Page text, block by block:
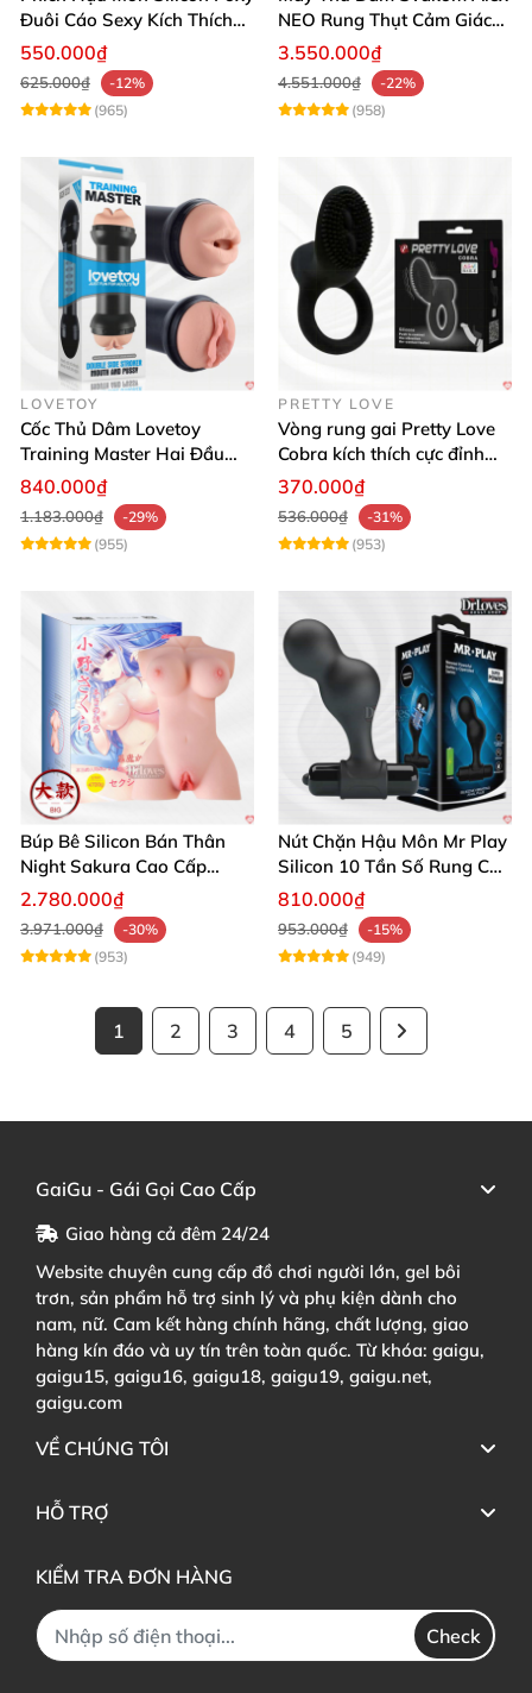
Đuôi Cáo Sexy Kích Thích
Đỉnh Cao
550.000₫
625.000₫
-12%
(965)
NEO Rung Thụt Cảm Giác
Thật, App Điều Khiển
3.550.000₫
4.551.000₫
-22%
(958)
LOVETOY
Cốc Thủ Dâm Lovetoy
Training Master Hai Đầu
Siêu Thật, Tăng Khoái Cảm
840.000₫
1.183.000₫
-29%
(955)
PRETTY LOVE
Vòng rung gai Pretty Love
Cobra kích thích cực đỉnh
trải nghiệm
370.000₫
536.000₫
-31%
(953)
Búp Bê Silicon Bán Thân
Night Sakura Cao Cấp
Rung Đa Chức Năng
2.780.000₫
3.971.000₫
-30%
(953)
Nút Chặn Hậu Môn Mr Play
Silicon 10 Tần Số Rung Cao
Cấp
810.000₫
953.000₫
-15%
(949)
1 2 3 4 5
GaiGu - Gái Gọi Cao Cấp
Giao hàng cả đêm 24/24
Website chuyên cung cấp đồ chơi người lớn, gel bôi
trơn, sản phẩm hỗ trợ sinh lý và phụ kiện dành cho
nam, nữ. Cam kết hàng chính hãng, chất lượng, giao
hàng kín đáo và uy tín trên toàn quốc. Từ khóa: gaigu,
gaigu15, gaigu16, gaigu18, gaigu19, gaigu.net,
gaigu.com
VỀ CHÚNG TÔI
HỖ TRỢ
KIỂM TRA ĐƠN HÀNG
Check